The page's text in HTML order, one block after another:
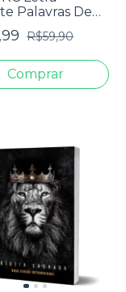
Palavras De
Em Vermelho
Corinhos -
R$59,90